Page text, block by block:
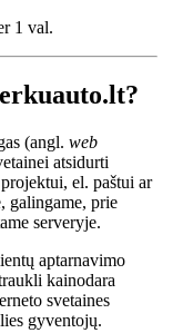
1 val.
(angl. web
atsidurti
el. paštui ar
galingame, prie
serveryje.
aptarnavimo
kainodara
svetaines
gyventojų.